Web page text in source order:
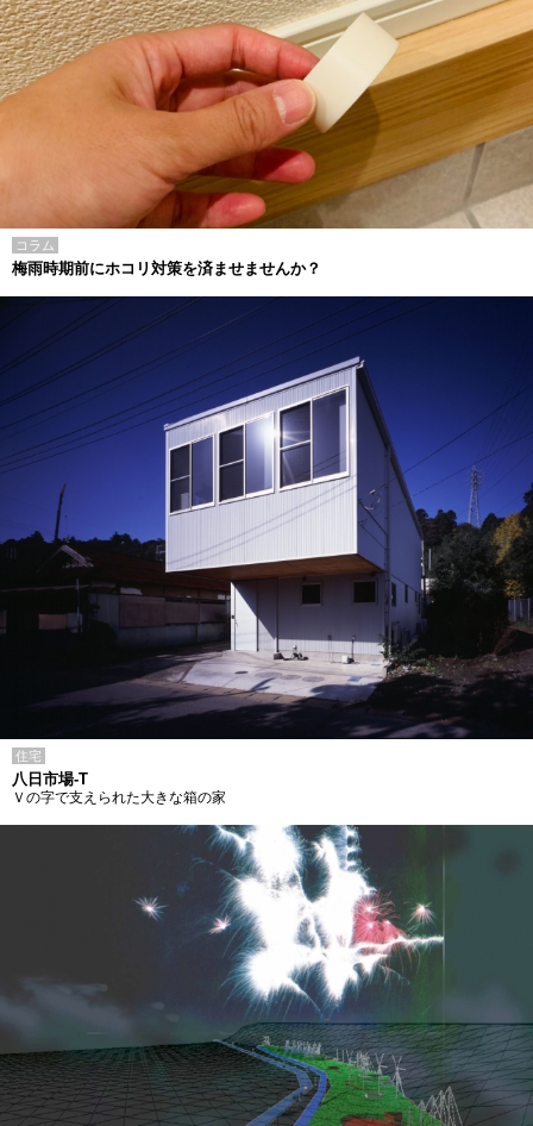
コラム
梅雨時期前にホコリ対策を済ませませんか？
住宅
八日市場-T
Ｖの字で支えられた大きな箱の家